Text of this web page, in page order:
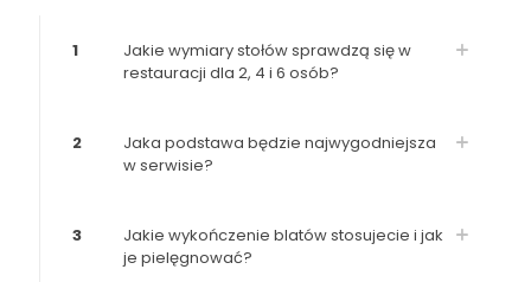
1
Jakie wymiary stołów sprawdzą się w
restauracji dla 2, 4 i 6 osób?
2
Jaka podstawa będzie najwygodniejsza
w serwisie?
3
Jakie wykończenie blatów stosujecie i jak
je pielęgnować?